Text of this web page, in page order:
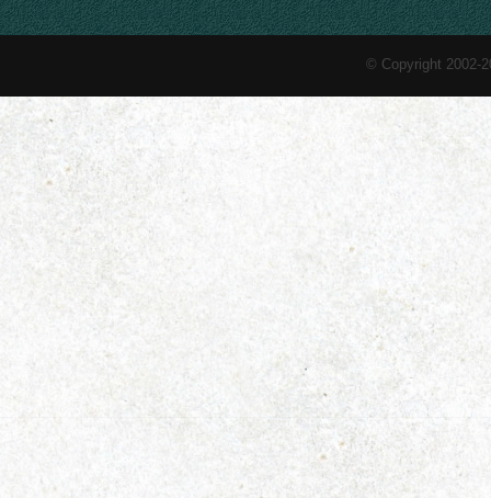
© Copyright 2002-